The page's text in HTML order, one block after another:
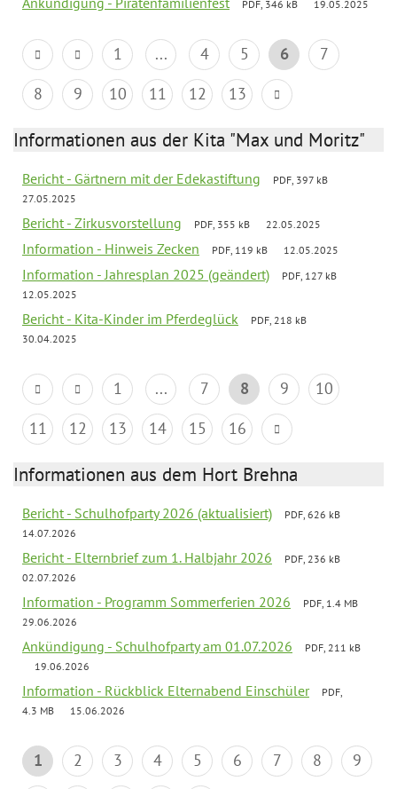
PDF, 346 kB 19.05.2025
1 ... 4 5 6
7
8
9 10 11 12 13
Informationen aus der Kita "Max und Moritz"
Bericht - Gärtnern mit der Edekastiftung
PDF, 397 kB
27.05.2025
Bericht - Zirkusvorstellung PDF, 355 kB 22.05.2025
Information - Hinweis Zecken PDF, 119 kB 12.05.2025
Information - Jahresplan 2025 (geändert)
PDF, 127 kB
12.05.2025
Bericht - Kita-Kinder im Pferdeglück
PDF, 218 kB
30.04.2025
1 ... 7 8 9
10
11
12 13 14 15 16
Informationen aus dem Hort Brehna
Bericht - Schulhofparty 2026 (aktualisiert)
PDF, 626 kB
14.07.2026
Bericht - Elternbrief zum 1. Halbjahr 2026
PDF, 236 kB
02.07.2026
Information - Programm Sommerferien 2026
PDF, 1.4 MB
29.06.2026
Ankündigung - Schulhofparty am 01.07.2026
PDF, 211 kB
19.06.2026
Information - Rückblick Elternabend Einschüler
PDF,
4.3 MB
15.06.2026
1 2 3 4 5 6 7 8
9